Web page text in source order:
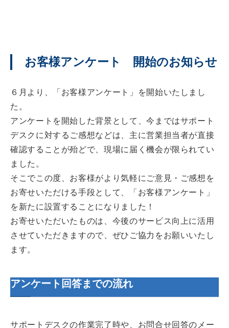
お客様アンケート 開始のお知らせ
６月より、「お客様アンケート」を開始いたしまし
た。
アンケートを開始した背景として、今まではサポート
デスクに対するご感想などは、主に営業担当者が直接
確認することが殆どで、現場に届く機会が限られてい
ました。
そこでこの度、お客様がより気軽にご意見・ご感想を
お寄せいただける手段として、「お客様アンケート」
を新たに設置することになりました！
お寄せいただいたものは、今後のサービス向上に活用
させていただきますので、ぜひご協力をお願いいたし
ます。
アンケート回答までの流れ
サポートデスクの作業完了時や、お問合せ回答のメー